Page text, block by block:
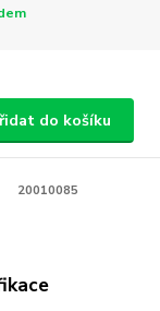
do košíku
20010085